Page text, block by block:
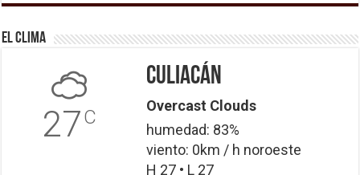
El Clima
27C
Culiacán
Overcast Clouds
humedad: 83%
viento: 0km / h noroeste
H 27 • L 27